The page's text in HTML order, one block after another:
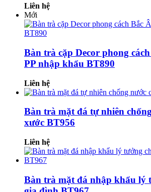
Liên hệ
Mới
Bàn trà cặp Decor phong
PP nhập khẩu BT890
Liên hệ
Bàn trà mặt đá tự nhiên
xước BT956
Liên hệ
Bàn trà mặt đá nhập khẩu lý